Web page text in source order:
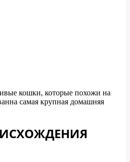
кошки, которые похожи на
самая крупная домашняя